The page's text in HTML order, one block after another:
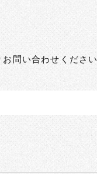
問い合わせくださ